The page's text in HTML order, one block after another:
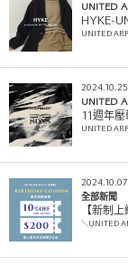
UNITED
HYKE-
UNITED
UNITED
11週年
UNITED
全部新聞
【新制
＼UNITED